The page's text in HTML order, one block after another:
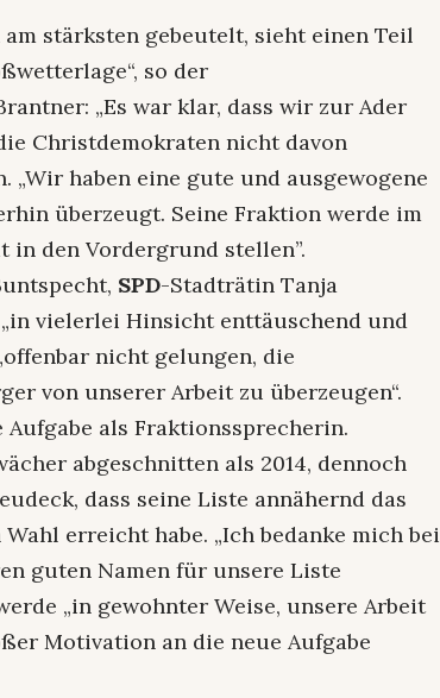
stärksten gebeutelt, sieht einen Teil
so der
„Es war klar, dass wir zur Ader
Christdemokraten nicht davon
„Wir haben eine gute und ausgewogene
überzeugt. Seine Fraktion werde im
in den Vordergrund stellen”.
SPD-Stadträtin Tanja
vielerlei Hinsicht enttäuschend und
nicht gelungen, die
von unserer Arbeit zu überzeugen“.
Aufgabe als Fraktionssprecherin.
abgeschnitten als 2014, dennoch
dass seine Liste annähernd das
erreicht habe. „Ich bedanke mich bei
guten Namen für unsere Liste
„in gewohnter Weise, unsere Arbeit
Motivation an die neue Aufgabe